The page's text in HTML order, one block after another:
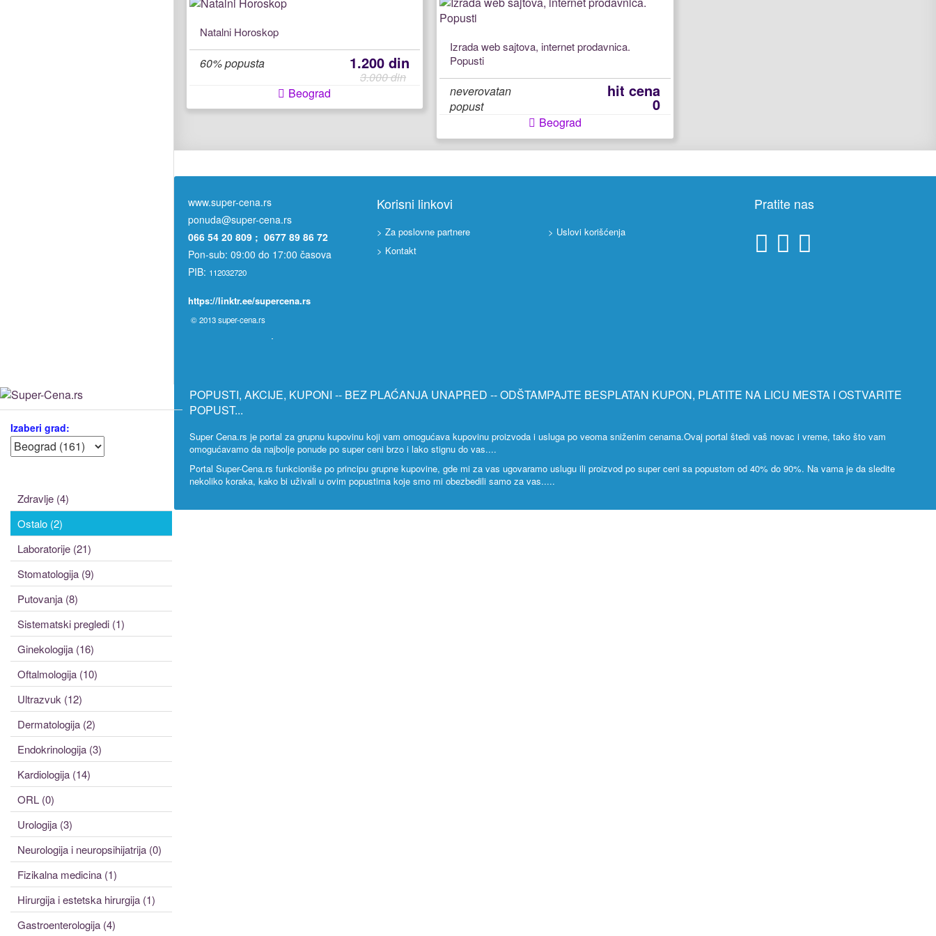
Izaberi grad:
Zdravlje (4)
Ostalo (2)
Laboratorije (21)
Stomatologija (9)
Putovanja (8)
Sistematski pregledi (1)
Ginekologija (16)
Oftalmologija (10)
Ultrazvuk (12)
Dermatologija (2)
Endokrinologija (3)
Kardiologija (14)
ORL (0)
Urologija (3)
Neurologija i neuropsihijatrija (0)
Fizikalna medicina (1)
Hirurgija i estetska hirurgija (1)
Gastroenterologija (4)
Natalni Horoskop
60% popusta 1.200 din
3.000 din
Beograd
Izrada web sajtova, internet prodavnica.
Popusti
neverovatan
popust
hit cena
0
Beograd
www.super-cena.rs
ponuda@super-cena.rs
066 54 20 809 ; 0677 89 86 72
Pon-sub: 09:00 do 17:00 časova
PIB: 112032720
https://linktr.ee/supercena.rs
© 2013super-cena.rs
Korisni linkovi
> Za poslovne partnere
> Uslovi korišćenja
> Kontakt
Pratite nas
POPUSTI, AKCIJE, KUPONI -- BEZ PLAĆANJA UNAPRED -- ODŠTAMPAJTE BESPLATAN KUPON, PLATITE NA LICU MESTA I OSTVARITE
POPUST...
Super Cena.rs je portal za grupnu kupovinu koji vam omogućava kupovinu proizvoda i usluga po veoma sniženim cenama.Ovaj portal štedi vaš novac i vreme, tako što vam
omogućavamo da najbolje ponude po super ceni brzo i lako stignu do vas....
Portal Super-Cena.rs funkcioniše po principu grupne kupovine, gde mi za vas ugovaramo uslugu ili proizvod po super ceni sa popustom od 40% do 90%. Na vama je da sledite
nekoliko koraka, kako bi uživali u ovim popustima koje smo mi obezbedili samo za vas.....